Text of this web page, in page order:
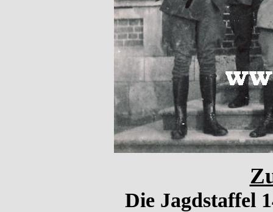
Die Jagdstaffel